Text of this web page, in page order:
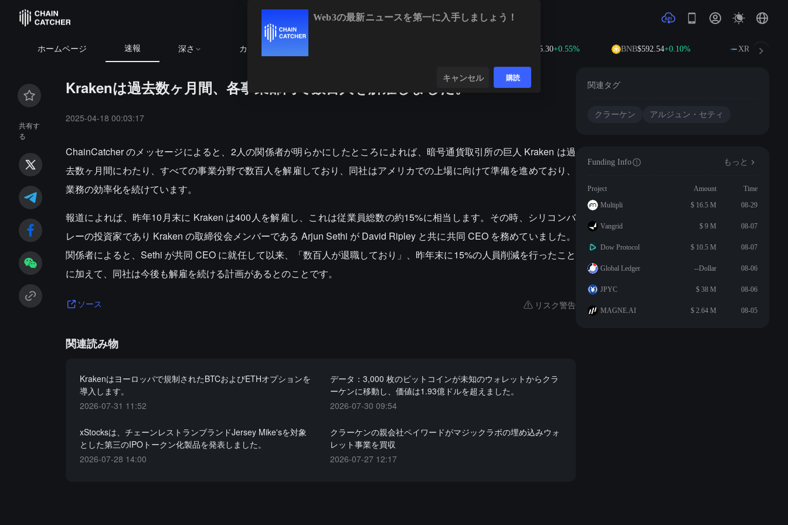
ホームページ 速報 深さ カレンダー $1,915.30+0.55% BNB$592.54+0.10% XRP $1.02
共有す
る
Krakenは過去数ヶ月間、各事業部門で数百人を解雇しました。
2025-04-18 00:03:17
ChainCatcher のメッセージによると、2人の関係者が明らかにしたところによれば、暗号通貨取引所の巨人 Kraken は過
去数ヶ月間にわたり、すべての事業分野で数百人を解雇しており、同社はアメリカでの上場に向けて準備を進めており、
業務の効率化を続けています。
報道によれば、昨年10月末に Kraken は400人を解雇し、これは従業員総数の約15%に相当します。その時、シリコンバ
レーの投資家であり Kraken の取締役会メンバーである Arjun Sethi が David Ripley と共に共同 CEO を務めていました。
関係者によると、Sethi が共同 CEO に就任して以来、「数百人が退職しており」、昨年末に15%の人員削減を行ったこと
に加えて、同社は今後も解雇を続ける計画があるとのことです。
ソース リスク警告
関連読み物
Krakenはヨーロッパで規制されたBTCおよびETHオプションを
導入します。
2026-07-31 11:52
データ：3,000 枚のビットコインが未知のウォレットからクラ
ーケンに移動し、価値は1.93億ドルを超えました。
2026-07-30 09:54
xStocksは、チェーンレストランブランドJersey Mike'sを対象
とした第三のIPOトークン化製品を発表しました。
2026-07-28 14:00
クラーケンの親会社ペイワードがマジックラボの埋め込みウォ
レット事業を買収
2026-07-27 12:17
関連タグ
クラーケン アルジュン・セティ
Funding Info もっと
Project Amount
Time
Multipli
$ 16.5 M 08-29
Vangrid $ 9 M 08-07
Dow Protocol $ 10.5 M 08-07
Global Ledger --Dollar 08-06
JPYC $ 38 M 08-06
MAGNE.AI $ 2.64 M 08-05
Web3の最新ニュースを第一に入手しましょう！
キャンセル 購読